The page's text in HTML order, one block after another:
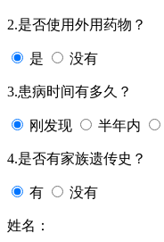
2.是否使用外用药物？
是 没有
3.患病时间有多久？
刚发现 半年内
4.是否有家族遗传史？
有 没有
姓名：